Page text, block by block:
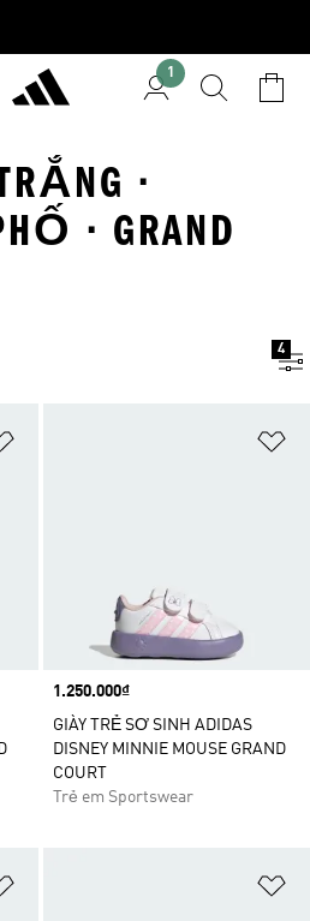
1
·
· GRAND
4
Price
1.250.000₫
GIÀY TRẺ SƠ SINH ADIDAS
DISNEY MINNIE MOUSE GRAND
COURT
Trẻ em Sportswear